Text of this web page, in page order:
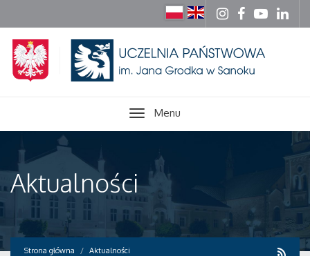
Menu
Aktualności
Strona główna Aktualności